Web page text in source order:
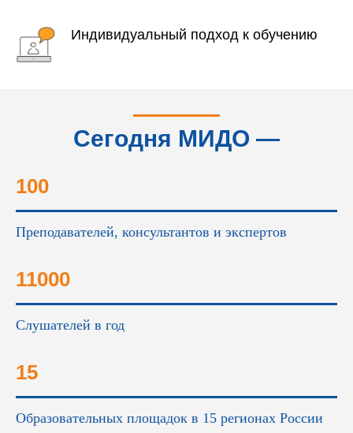
Индивидуальный подход к обучению
Сегодня МИДО —
100
Преподавателей, консультантов и экспертов
11000
Слушателей в год
15
Образовательных площадок в 15 регионах России